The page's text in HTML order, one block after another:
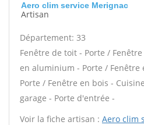
Aero clim service Merignac
Artisan
Département: 33
Fenêtre de toit - Porte /
en aluminium - Porte / Fenêtre
Porte / Fenêtre en bois -
garage - Porte d'entrée -
Voir la fiche artisan : Aero clim